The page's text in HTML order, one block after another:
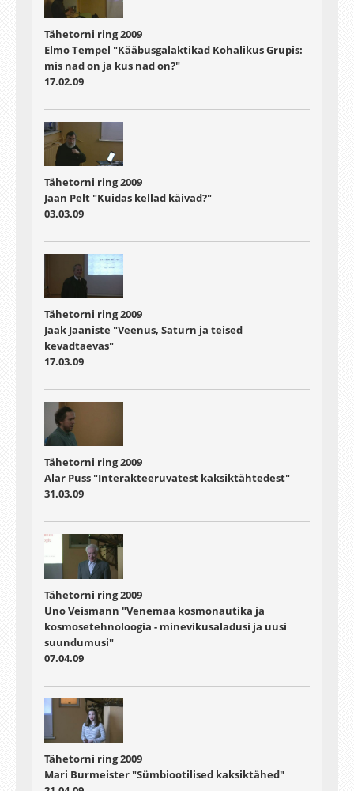
Tähetorni ring 2009
Elmo Tempel "Kääbusgalaktikad Kohalikus Grupis:
mis nad on ja kus nad on?"
17.02.09
Tähetorni ring 2009
Jaan Pelt "Kuidas kellad käivad?"
03.03.09
Tähetorni ring 2009
Jaak Jaaniste "Veenus, Saturn ja teised
kevadtaevas"
17.03.09
Tähetorni ring 2009
Alar Puss "Interakteeruvatest kaksiktähtedest"
31.03.09
Tähetorni ring 2009
Uno Veismann "Venemaa kosmonautika ja
kosmosetehnoloogia - minevikusaladusi ja uusi
suundumusi"
07.04.09
Tähetorni ring 2009
Mari Burmeister "Sümbiootilised kaksiktähed"